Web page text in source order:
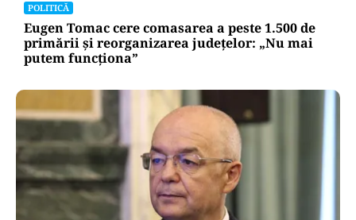
POLITICĂ
Eugen Tomac cere comasarea a peste 1.500 de
primării și reorganizarea județelor: „Nu mai
putem funcționa”